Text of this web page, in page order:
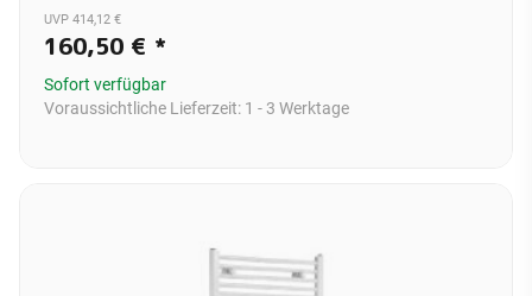
UVP 414,12 €
160,50 € *
Sofort verfügbar
Voraussichtliche Lieferzeit: 1 - 3 Werktage